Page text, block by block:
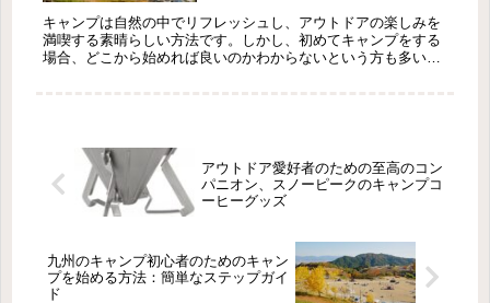
キャンプは自然の中でリフレッシュし、アウトドアの楽しみを
満喫する素晴らしい方法です。しかし、初めてキャンプをする
場合、どこから始めれば良いのかわからないという方も多いで
アウトドア愛好者のための至高のコン
パニオン、スノーピークのキャンプコ
ーヒーグッズ
九州のキャンプ初心者のためのキャン
プを始める方法：簡単なステップガイ
ド